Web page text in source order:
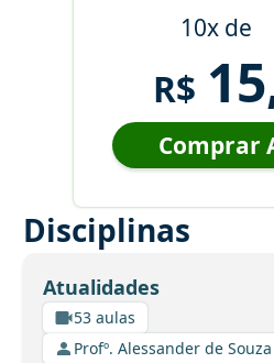
10x de
R$
Comprar
Disciplinas
Atualidades
53 aulas
Profº. Alessander de